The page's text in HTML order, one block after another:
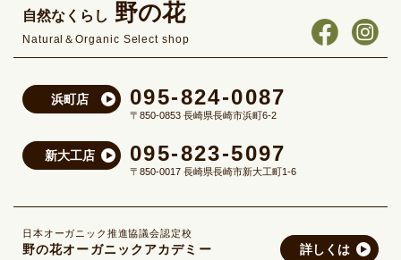
自然なくらし 野の花
Natural＆Organic Select shop
浜町店 095-824-0087
〒850-0853 長崎県長崎市浜町6-2
新大工店 095-823-5097
〒850-0017 長崎県長崎市新大工町1-6
日本オーガニック推進協議会認定校
野の花オーガニックアカデミー 詳しくは